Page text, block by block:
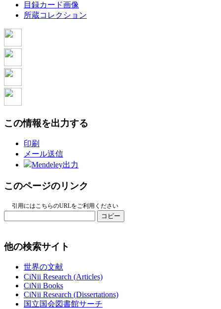
目録カード画像
所蔵コレクション
この情報を出力する
印刷
メール送信
Mendeley出力
このページのリンク
引用にはこちらのURLをご利用ください
コピー
他の検索サイト
世界の文献
CiNii Research (Articles)
CiNii Books
CiNii Research (Dissertations)
国立国会図書館サーチ